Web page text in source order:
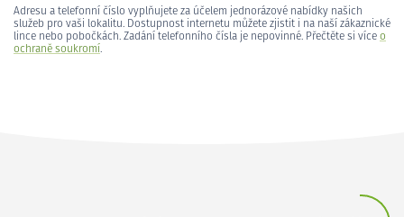
Adresu a telefonní číslo vyplňujete za účelem jednorázové nabídky našich
služeb pro vaši lokalitu. Dostupnost internetu můžete zjistit i na naší zákaznické
lince nebo pobočkách. Zadání telefonního čísla je nepovinné. Přečtěte si více o
ochraně soukromí.